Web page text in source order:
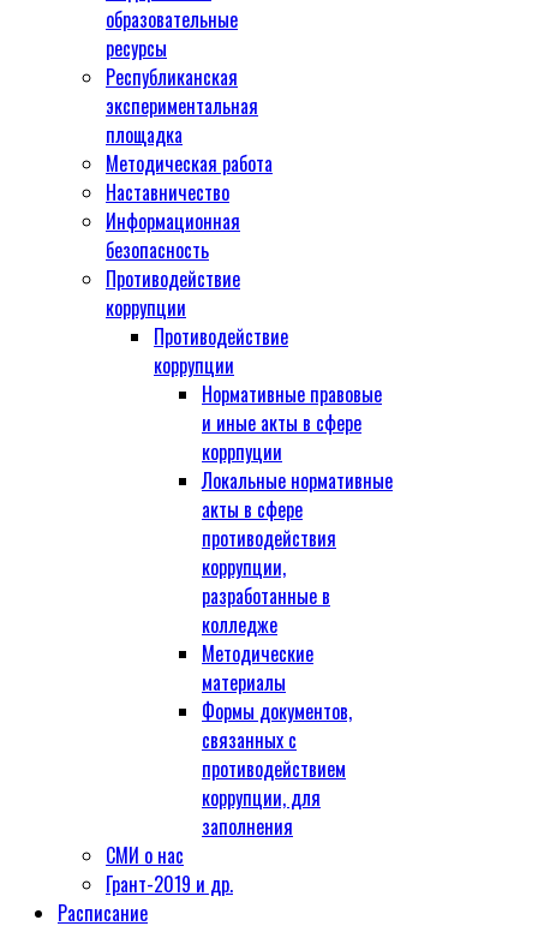
образовательные
ресурсы
Республиканская
экспериментальная
площадка
Методическая работа
Наставничество
Информационная
безопасность
Противодействие
коррупции
Противодействие
коррупции
Нормативные правовые
и иные акты в сфере
коррпуции
Локальные нормативные
акты в сфере
противодействия
коррупции,
разработанные в
колледже
Методические
материалы
Формы документов,
связанных с
противодействием
коррупции, для
заполнения
СМИ о нас
Грант-2019 и др.
Расписание